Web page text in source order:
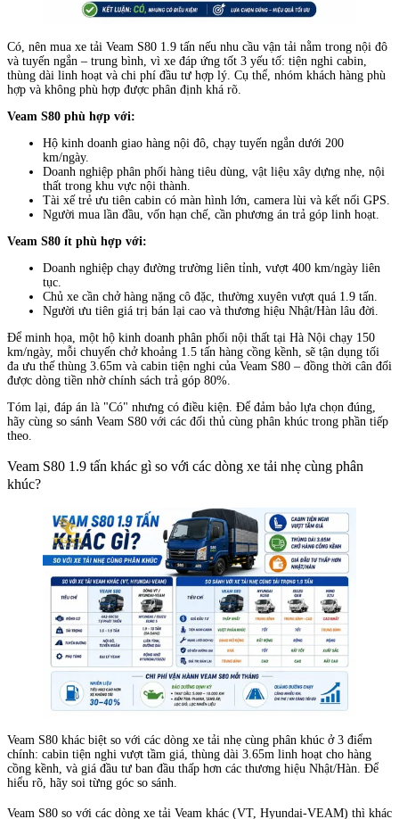
Có, nên mua xe tải Veam S80 1.9 tấn nếu nhu cầu vận tải nằm trong nội đô
và tuyến ngắn – trung bình, vì xe đáp ứng tốt 3 yếu tố: tiện nghi cabin,
thùng dài linh hoạt và chi phí đầu tư hợp lý. Cụ thể, nhóm khách hàng phù
hợp và không phù hợp được phân định khá rõ.
Veam S80 phù hợp với:
Hộ kinh doanh giao hàng nội đô, chạy tuyến ngắn dưới 200
km/ngày.
Doanh nghiệp phân phối hàng tiêu dùng, vật liệu xây dựng nhẹ, nội
thất trong khu vực nội thành.
Tài xế trẻ ưu tiên cabin có màn hình lớn, camera lùi và kết nối GPS.
Người mua lần đầu, vốn hạn chế, cần phương án trả góp linh hoạt.
Veam S80 ít phù hợp với:
Doanh nghiệp chạy đường trường liên tỉnh, vượt 400 km/ngày liên
tục.
Chủ xe cần chở hàng nặng cô đặc, thường xuyên vượt quá 1.9 tấn.
Người ưu tiên giá trị bán lại cao và thương hiệu Nhật/Hàn lâu đời.
Để minh họa, một hộ kinh doanh phân phối nội thất tại Hà Nội chạy 150
km/ngày, mỗi chuyến chở khoảng 1.5 tấn hàng cồng kềnh, sẽ tận dụng tối
đa ưu thế thùng 3.65m và cabin tiện nghi của Veam S80 – đồng thời cân đối
được dòng tiền nhờ chính sách trả góp 80%.
Tóm lại, đáp án là "Có" nhưng có điều kiện. Để đảm bảo lựa chọn đúng,
hãy cùng so sánh Veam S80 với các đối thủ cùng phân khúc trong phần tiếp
theo.
Veam S80 1.9 tấn khác gì so với các dòng xe tải nhẹ cùng phân
khúc?
Veam S80 khác biệt so với các dòng xe tải nhẹ cùng phân khúc ở 3 điểm
chính: cabin tiện nghi vượt tầm giá, thùng dài 3.65m linh hoạt cho hàng
cồng kềnh, và giá đầu tư ban đầu thấp hơn các thương hiệu Nhật/Hàn. Để
hiểu rõ, hãy soi từng góc so sánh.
Veam S80 so với các dòng xe tải Veam khác (VT, Hyundai-VEAM) thì khác